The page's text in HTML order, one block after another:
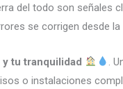
del todo son señales
se corrigen desde
tu tranquilidad
.
o instalaciones